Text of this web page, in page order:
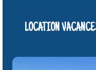
LOCATION